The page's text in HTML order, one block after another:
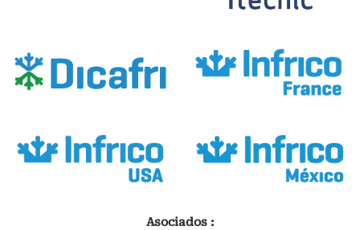
Asociados :